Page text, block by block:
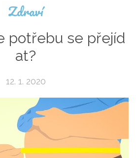
Zdraví
potřebu se přejíd
at?
12. 1. 2020